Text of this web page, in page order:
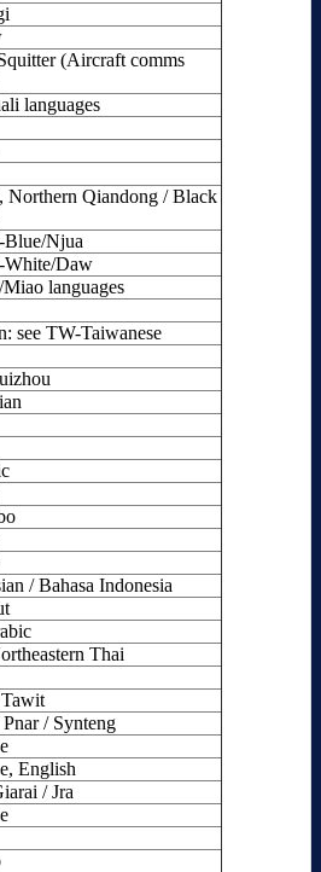
(Aircraft comms
languages
Northern Qiandong / Black
Blue/Njua
White/Daw
languages
see TW-Taiwanese
/ Bahasa Indonesia
Thai
/ Synteng
English
/ Jra